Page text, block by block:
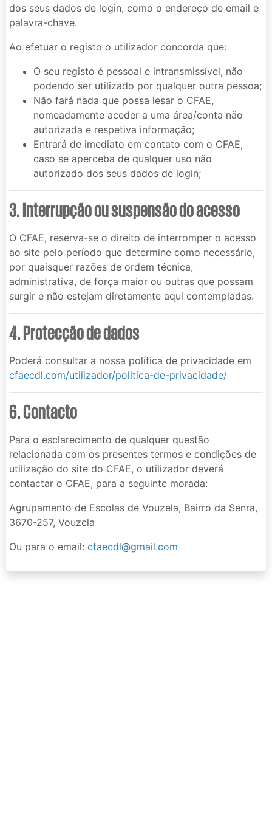
dos seus dados de login, como o endereço de email e
palavra-chave.
Ao efetuar o registo o utilizador concorda que:
O seu registo é pessoal e intransmissível, não
podendo ser utilizado por qualquer outra pessoa;
Não fará nada que possa lesar o CFAE,
nomeadamente aceder a uma área/conta não
autorizada e respetiva informação;
Entrará de imediato em contato com o CFAE,
caso se aperceba de qualquer uso não
autorizado dos seus dados de login;
3. Interrupção ou suspensão do acesso
O CFAE, reserva-se o direito de interromper o acesso
ao site pelo período que determine como necessário,
por quaisquer razões de ordem técnica,
administrativa, de força maior ou outras que possam
surgir e não estejam diretamente aqui contempladas.
4. Protecção de dados
Poderá consultar a nossa política de privacidade em
cfaecdl.com/utilizador/politica-de-privacidade/
6. Contacto
Para o esclarecimento de qualquer questão
relacionada com os presentes termos e condições de
utilização do site do CFAE, o utilizador deverá
contactar o CFAE, para a seguinte morada:
Agrupamento de Escolas de Vouzela, Bairro da Senra,
3670-257, Vouzela
Ou para o email: cfaecdl@gmail.com